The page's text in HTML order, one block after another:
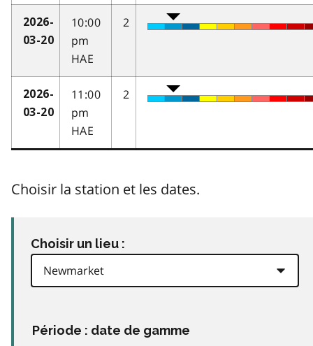
2026-
03-20
10:00
pm
HAE
2
2026-
03-20
11:00
pm
HAE
2
Choisir la station et les dates.
Choisir un lieu :
Période : date de gamme